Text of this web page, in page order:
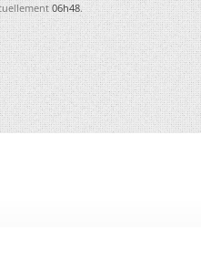
06h48.